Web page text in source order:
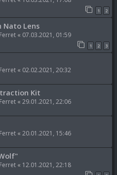
1 2
Nato Lens
« 07.03.2021, 01:59
1 2 3
« 02.02.2021, 20:32
Kit
« 29.01.2021, 22:06
« 20.01.2021, 15:46
« 12.01.2021, 22:18